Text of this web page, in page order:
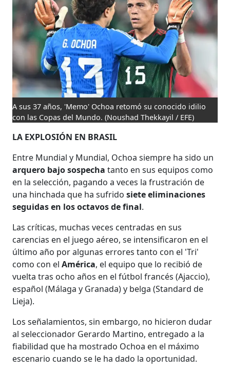
A sus 37 años, 'Memo' Ochoa retomó su conocido idilio
con las Copas del Mundo. (Noushad Thekkayil / EFE)
LA EXPLOSIÓN EN BRASIL
Entre Mundial y Mundial, Ochoa siempre ha sido un
arquero bajo sospechatanto en sus equipos como
en la selección, pagando a veces la frustración de
una hinchada que ha sufridosiete eliminaciones
seguidas en los octavos de final.
Las críticas, muchas veces centradas en sus
carencias en el juego aéreo, se intensificaron en el
último año por algunas errores tanto con el 'Tri'
como con elAmérica, el equipo que lo recibió de
vuelta tras ocho años en el fútbol francés (Ajaccio),
español (Málaga y Granada) y belga (Standard de
Lieja).
Los señalamientos, sin embargo, no hicieron dudar
al seleccionador Gerardo Martino, entregado a la
fiabilidad que ha mostrado Ochoa en el máximo
escenario cuando se le ha dado la oportunidad.